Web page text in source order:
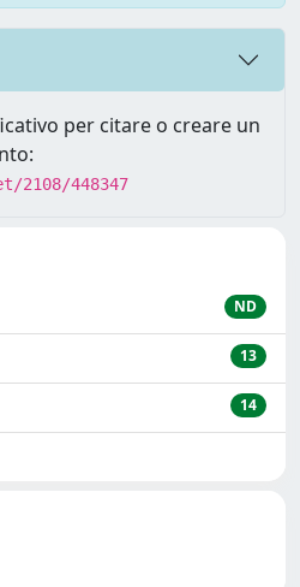
per citare o creare un
448347
ND
13
14